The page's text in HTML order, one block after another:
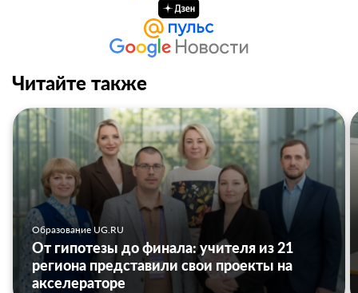
Читайте также
Образование UG.RU
От гипотезы до финала: учителя из 21
региона представили свои проекты на
акселераторе